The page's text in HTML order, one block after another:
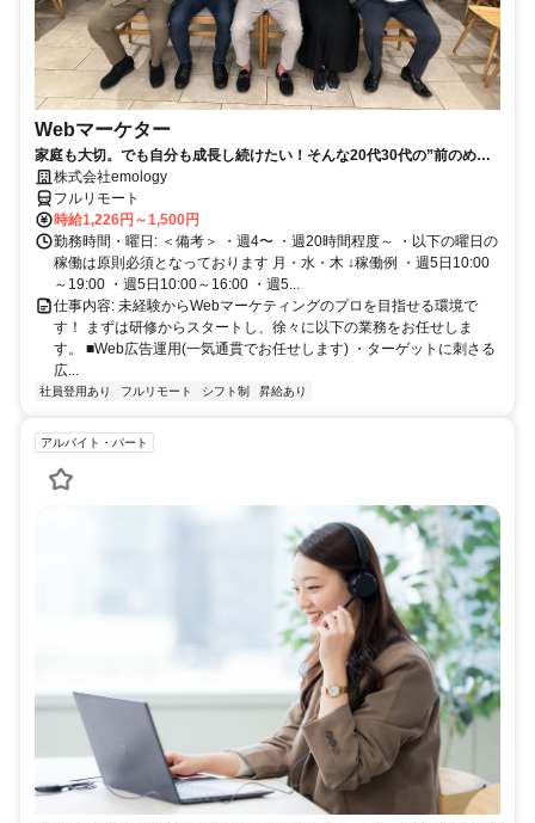
Webマーケター
家庭も大切。でも自分も成長し続けたい！そんな20代30代の”前のめ
り”なママさんたちがフルリモートで活躍中♪
株式会社emology
フルリモート
時給1,226円～1,500円
勤務時間・曜日: ＜備考＞ ・週4〜 ・週20時間程度～ ・以下の曜日の
稼働は原則必須となっております 月・水・木 ↓稼働例 ・週5日10:00
～19:00 ・週5日10:00～16:00 ・週5...
仕事内容: 未経験からWebマーケティングのプロを目指せる環境で
す！ まずは研修からスタートし、徐々に以下の業務をお任せしま
す。 ■Web広告運用(一気通貫でお任せします) ・ターゲットに刺さる
広...
社員登用あり フルリモート シフト制 昇給あり
アルバイト・パート